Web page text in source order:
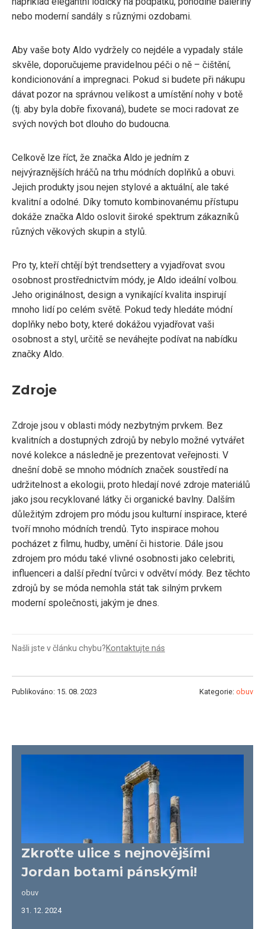
nebo moderní sandály s různými ozdobami.
Aby vaše boty Aldo vydržely co nejdéle a vypadaly stále
skvěle, doporučujeme pravidelnou péči o ně – čištění,
kondicionování a impregnaci. Pokud si budete při nákupu
dávat pozor na správnou velikost a umístění nohy v botě
(tj. aby byla dobře fixovaná), budete se moci radovat ze
svých nových bot dlouho do budoucna.
Celkově lze říct, že značka Aldo je jedním z
nejvýraznějších hráčů na trhu módních doplňků a obuvi.
Jejich produkty jsou nejen stylové a aktuální, ale také
kvalitní a odolné. Díky tomuto kombinovanému přístupu
dokáže značka Aldo oslovit široké spektrum zákazníků
různých věkových skupin a stylů.
Pro ty, kteří chtějí být trendsettery a vyjadřovat svou
osobnost prostřednictvím módy, je Aldo ideální volbou.
Jeho originálnost, design a vynikající kvalita inspirují
mnoho lidí po celém světě. Pokud tedy hledáte módní
doplňky nebo boty, které dokážou vyjadřovat vaši
osobnost a styl, určitě se neváhejte podívat na nabídku
značky Aldo.
Zdroje
Zdroje jsou v oblasti módy nezbytným prvkem. Bez
kvalitních a dostupných zdrojů by nebylo možné vytvářet
nové kolekce a následně je prezentovat veřejnosti. V
dnešní době se mnoho módních značek soustředí na
udržitelnost a ekologii, proto hledají nové zdroje materiálů
jako jsou recyklované látky či organické bavlny. Dalším
důležitým zdrojem pro módu jsou kulturní inspirace, které
tvoří mnoho módních trendů. Tyto inspirace mohou
pocházet z filmu, hudby, umění či historie. Dále jsou
zdrojem pro módu také vlivné osobnosti jako celebriti,
influenceri a další přední tvůrci v odvětví módy. Bez těchto
zdrojů by se móda nemohla stát tak silným prvkem
moderní společnosti, jakým je dnes.
Našli jste v článku chybu?Kontaktujte nás
Publikováno: 15. 08. 2023 Kategorie: obuv
Zkroťte ulice s nejnovějšími
Jordan botami pánskými!
obuv
31. 12. 2024